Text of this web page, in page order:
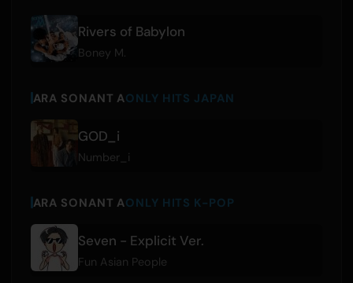
Rivers of Babylon
Boney M.
ARA SONANT AONLY HITS JAPAN
GOD_i
Number_i
ARA SONANT AONLY HITS K-POP
Seven - Explicit Ver.
Fun Asian People